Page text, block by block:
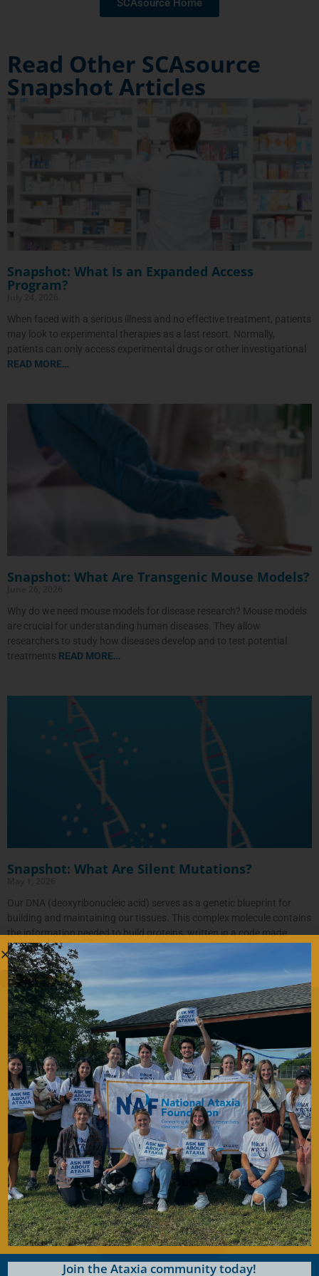
SCAsource Home
Read Other SCAsource
Snapshot Articles
Snapshot: What Is an Expanded Access
Program?
When faced with a serious illness and no effective treatment, patients
may look to experimental therapies as a last resort. Normally,
patients can only access experimental drugs or other investigational
READ MORE…
Snapshot: What Are Transgenic Mouse Models?
Why do we need mouse models for disease research? Mouse models
are crucial for understanding human diseases. They allow
researchers to study how diseases develop and to test potential
treatments READ MORE…
Snapshot: What Are Silent Mutations?
Our DNA (deoxyribonucleic acid) serves as a genetic blueprint for
building and maintaining our tissues. This complex molecule contains
the information needed to build proteins, written in a code made
READ MORE…
Contribute Today
Our generous donors help us fund promising
Ataxia research and offer support services to
people with Ataxia. Your gift today will help us
continue to deliver on our mission to improve
the lives of persons affected by Ataxia.
Donate Now
Join the Ataxia community today!